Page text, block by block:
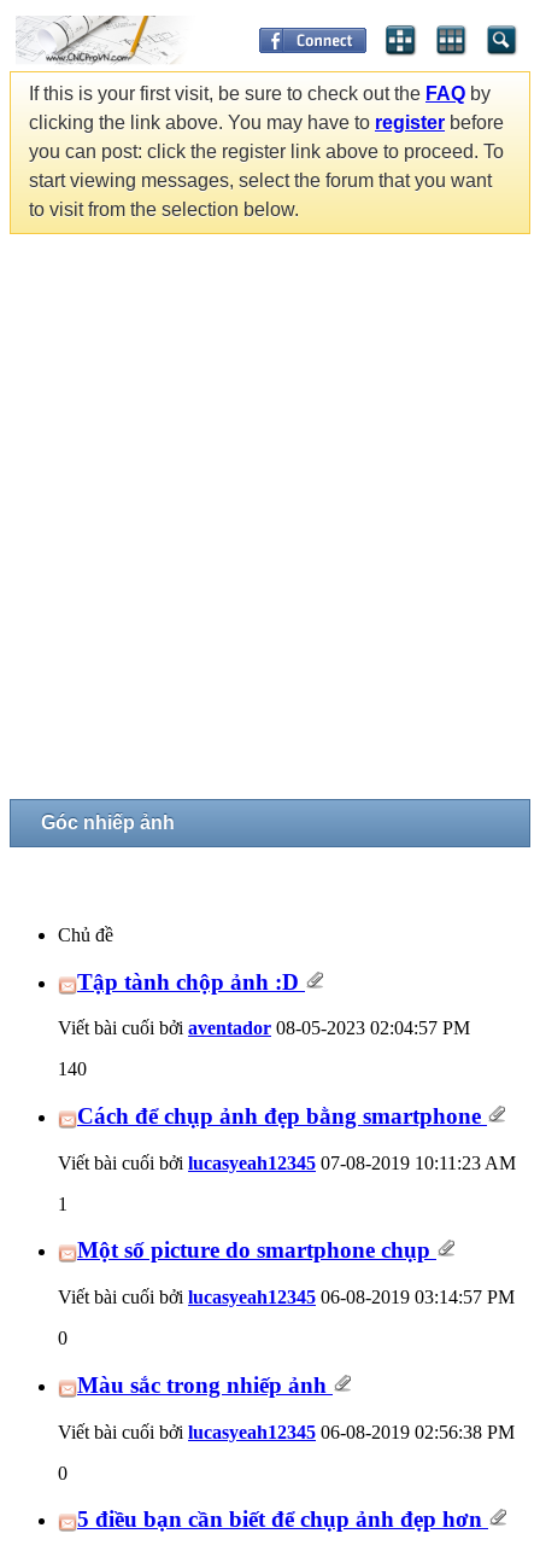
If this is your first visit, be sure to check out the FAQ by
clicking the link above. You may have to register before
you can post: click the register link above to proceed. To
start viewing messages, select the forum that you want
to visit from the selection below.
Góc nhiếp ảnh
Chủ đề
Tập tành chộp ảnh :D
Viết bài cuối bởi aventador 08-05-2023 02:04:57 PM
140
Cách để chụp ảnh đẹp bằng smartphone
Viết bài cuối bởi lucasyeah12345 07-08-2019 10:11:23 AM
1
Một số picture do smartphone chụp
Viết bài cuối bởi lucasyeah12345 06-08-2019 03:14:57 PM
0
Màu sắc trong nhiếp ảnh
Viết bài cuối bởi lucasyeah12345 06-08-2019 02:56:38 PM
0
5 điều bạn cần biết để chụp ảnh đẹp hơn